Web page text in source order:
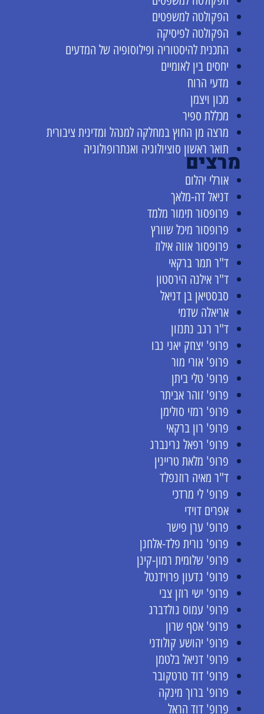
הפקולטה למשפטים
הפקולטה לפיסיקה
התכנית להיסטוריה ופילוסופיה של המדעים
יחסים בין לאומיים
מדעי הרוח
מכון ויצמן
מכללת ספיר
מרצה מן החוץ במחלקה למנהל ומדינית ציבורית
תואר ראשון סוציולוגיה ואנתרופולוגיה
מרצים
אורלי יהלום
דניאל דה-מלאך
פרופסור תימור מלמד
פרופסור מיכל שוורץ
פרופסור אווה אילוז
ד"ר תמר ברקאי
ד"ר אילנה הירסטון
סבסטיאן בן דניאל
אריאלה שדמי
ד"ר רגב נתנזון
פרופ' יצחק יאני נבו
פרופ' אורי מור
פרופ' טלי ביתן
פרופ' זוהר אביתר
פרופ' רמזי סולימן
פרופ' רון ברקאי
פרופ' רפאל גרינברג
פרופ' מלאת טריינין
ד"ר מאיה רוזנפלד
פרופ' לי מרדכי
אפרים דוידי
פרופ' ערן פישר
פרופ' נורית פלד-אלחנן
פרופ' שלומית רמון-קינן
פרופ' גדעון פרוידנטל
פרופ' ישי רוזן צבי
פרופ' עמוס גולדברג
פרופ' אסף שרון
פרופ' יהושע קולודני
פרופ' דניאל בלטמן
פרופ' דוד טרטקובר
פרופ' ברוך מינקה
פרופ' דוד הראל